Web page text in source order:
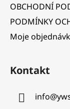
OBCHODNÍ
PODMÍNKY
Moje
Kontakt
info@